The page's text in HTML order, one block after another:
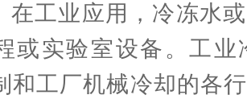
业应用，冷冻水或
或实验室设备。工
和工厂机械冷却的各